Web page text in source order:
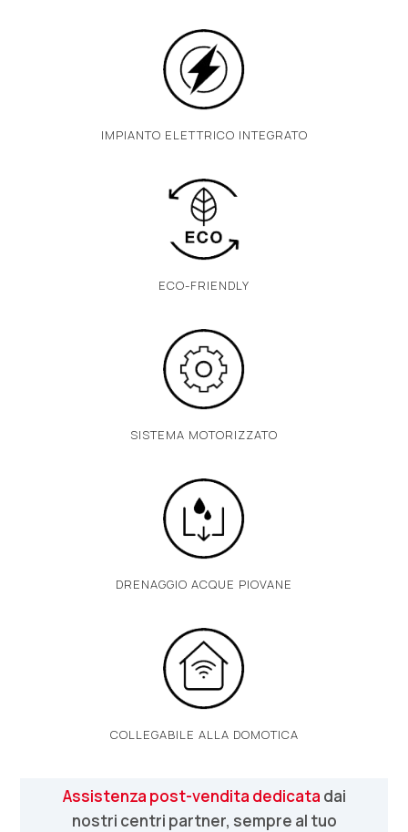
IMPIANTO ELETTRICO INTEGRATO
ECO-FRIENDLY
SISTEMA MOTORIZZATO
DRENAGGIO ACQUE PIOVANE
COLLEGABILE ALLA DOMOTICA
Assistenza post-vendita dedicata dai
nostri centri partner, sempre al tuo